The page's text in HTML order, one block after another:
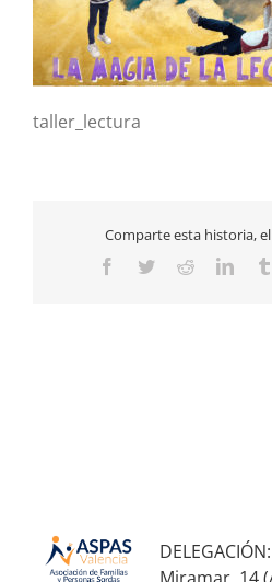
taller_lectura
Comparte esta historia,
Facebook
TwitterReddit